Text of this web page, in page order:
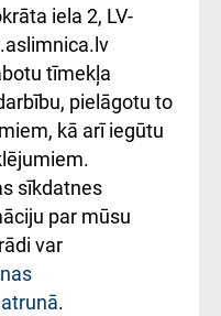
iela 2, LV-
tīmekļa
pielāgotu to
kā arī iegūtu
sīkdatnes
par mūsu
var
.